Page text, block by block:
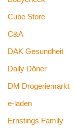
Cube Store
C&A
DAK Gesundheit
Daily Döner
DM Drogeriemarkt
e-laden
Ernstings Family